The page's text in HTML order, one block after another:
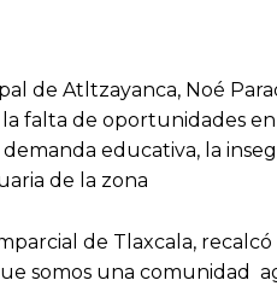
de Atltzayanca, Noé
falta de oportunidades
demanda educativa, la
de la zona
de Tlaxcala,
somos una comunidad